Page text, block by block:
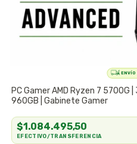
PC Gamer AMD Ryzen 7 5700G |
960GB | Gabinete Gamer
$1.084.495,50
EFECTIVO/TRANSFERENCIA